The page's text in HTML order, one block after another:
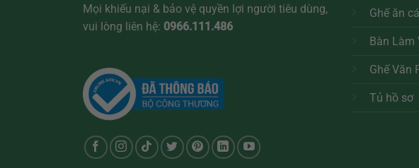
Mọi khiếu nại & bảo vệ quyền lợi người tiêu dùng,
vui lòng liên hệ: 0966.111.486
Ghế ăn
Bàn Làm
Ghế Văn
Tủ hồ sơ